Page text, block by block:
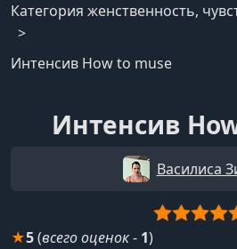
Категория женственность,
Интенсив How to muse
Интенсив
Василиса
★5(всего оценок- 1)